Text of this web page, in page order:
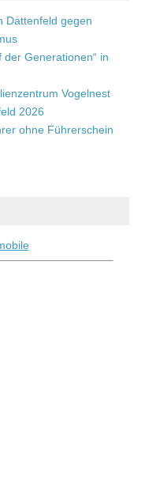
Dattenfeld gegen
Generationen“ in
Vogelnest
2026
ohne Führerschein